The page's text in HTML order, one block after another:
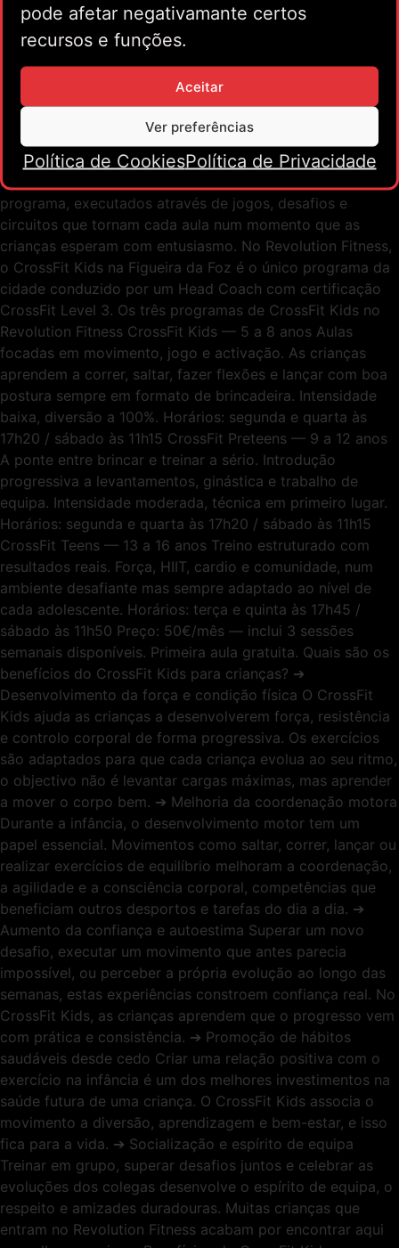
pode afetar negativamante certos
recursos e funções.
Aceitar
Ver preferências
Política de CookiesPolítica de Privacidade
base científica e num ambiente seguro, divertido e
acompanhado. O que é o CrossFit Kids? CrossFit Kids é
uma adaptação oficial do método CrossFit criada
especificamente para crianças e adolescentes. O objetivo
não é replicar o treino de adultos em versão mais
pequena, é ensinar padrões de movimento fundamentais
de forma adequada a cada fase do desenvolvimento.
Correr, saltar, empurrar, puxar, levantar e coordenar o
corpo. São estes os movimentos que formam a base do
programa, executados através de jogos, desafios e
circuitos que tornam cada aula num momento que as
crianças esperam com entusiasmo. No Revolution Fitness,
o CrossFit Kids na Figueira da Foz é o único programa da
cidade conduzido por um Head Coach com certificação
CrossFit Level 3. Os três programas de CrossFit Kids no
Revolution Fitness CrossFit Kids — 5 a 8 anos Aulas
focadas em movimento, jogo e activação. As crianças
aprendem a correr, saltar, fazer flexões e lançar com boa
postura sempre em formato de brincadeira. Intensidade
baixa, diversão a 100%. Horários: segunda e quarta às
17h20 / sábado às 11h15 CrossFit Preteens — 9 a 12 anos
A ponte entre brincar e treinar a sério. Introdução
progressiva a levantamentos, ginástica e trabalho de
equipa. Intensidade moderada, técnica em primeiro lugar.
Horários: segunda e quarta às 17h20 / sábado às 11h15
CrossFit Teens — 13 a 16 anos Treino estruturado com
resultados reais. Força, HIIT, cardio e comunidade, num
ambiente desafiante mas sempre adaptado ao nível de
cada adolescente. Horários: terça e quinta às 17h45 /
sábado às 11h50 Preço: 50€/mês — inclui 3 sessões
semanais disponíveis. Primeira aula gratuita. Quais são os
benefícios do CrossFit Kids para crianças? ➔
Desenvolvimento da força e condição física O CrossFit
Kids ajuda as crianças a desenvolverem força, resistência
e controlo corporal de forma progressiva. Os exercícios
são adaptados para que cada criança evolua ao seu ritmo,
o objectivo não é levantar cargas máximas, mas aprender
a mover o corpo bem. ➔ Melhoria da coordenação motora
Durante a infância, o desenvolvimento motor tem um
papel essencial. Movimentos como saltar, correr, lançar ou
realizar exercícios de equilíbrio melhoram a coordenação,
a agilidade e a consciência corporal, competências que
beneficiam outros desportos e tarefas do dia a dia. ➔
Aumento da confiança e autoestima Superar um novo
desafio, executar um movimento que antes parecia
impossível, ou perceber a própria evolução ao longo das
semanas, estas experiências constroem confiança real. No
CrossFit Kids, as crianças aprendem que o progresso vem
com prática e consistência. ➔ Promoção de hábitos
saudáveis desde cedo Criar uma relação positiva com o
exercício na infância é um dos melhores investimentos na
saúde futura de uma criança. O CrossFit Kids associa o
movimento a diversão, aprendizagem e bem-estar, e isso
fica para a vida. ➔ Socialização e espírito de equipa
Treinar em grupo, superar desafios juntos e celebrar as
evoluções dos colegas desenvolve o espírito de equipa, o
respeito e amizades duradouras. Muitas crianças que
entram no Revolution Fitness acabam por encontrar aqui